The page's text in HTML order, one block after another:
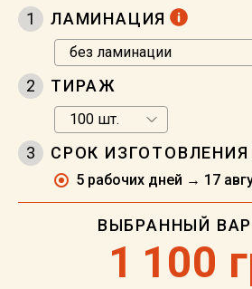
1 ЛАМИНАЦИЯ
2 ТИРАЖ
3 СРОК ИЗГОТОВЛЕНИЯ
5 рабочих дней → 17
ВЫБРАННЫЙ
1 100